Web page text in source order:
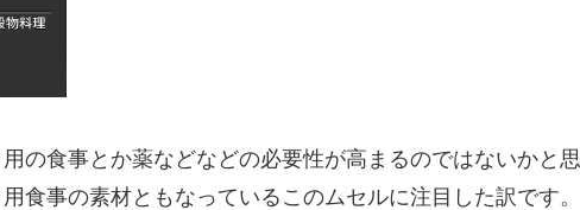
の食事とか薬などなどの必要性が高まるのではないかと思
食事の素材ともなっているこのムセルに注目した訳です。